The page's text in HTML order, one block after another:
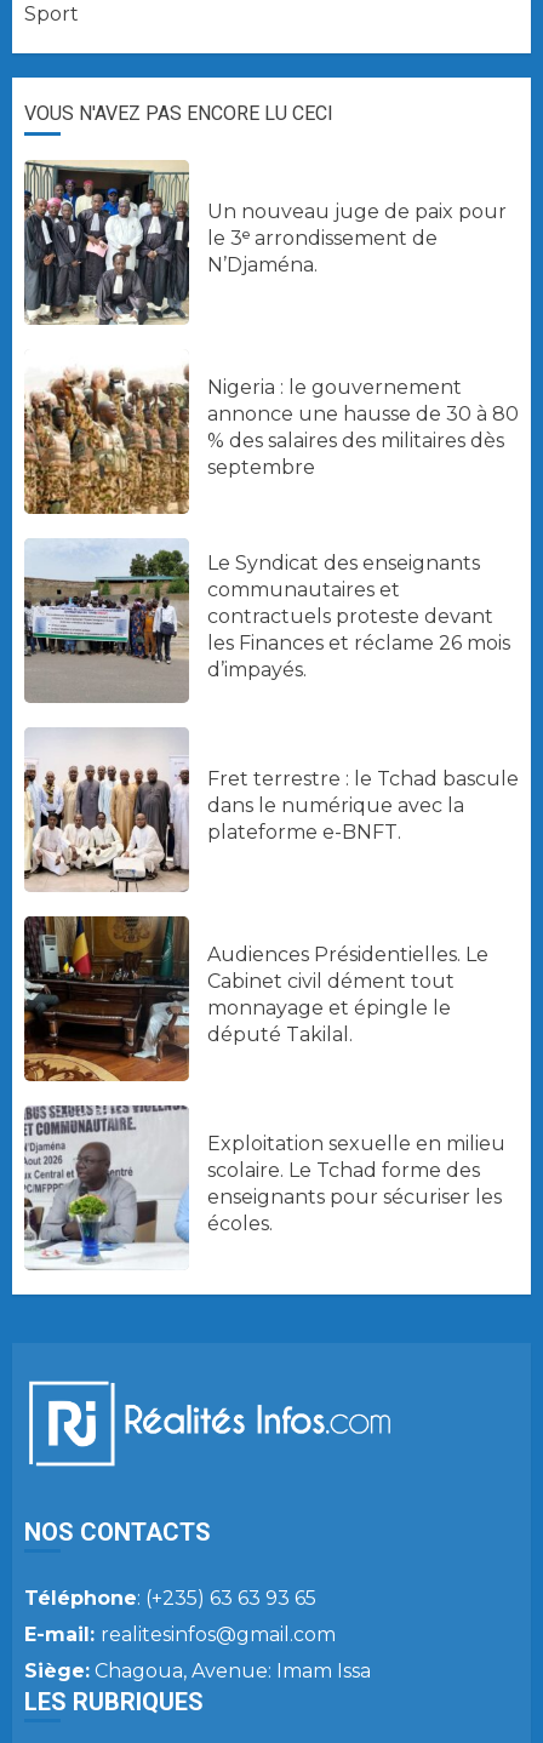
Sport
VOUS N'AVEZ PAS ENCORE LU CECI
Un nouveau juge de paix pour
le 3ᵉ arrondissement de
N’Djaména.
Nigeria : le gouvernement
annonce une hausse de 30 à 80
% des salaires des militaires dès
septembre
Le Syndicat des enseignants
communautaires et
contractuels proteste devant
les Finances et réclame 26 mois
d’impayés.
Fret terrestre : le Tchad bascule
dans le numérique avec la
plateforme e-BNFT.
Audiences Présidentielles. Le
Cabinet civil dément tout
monnayage et épingle le
député Takilal.
Exploitation sexuelle en milieu
scolaire. Le Tchad forme des
enseignants pour sécuriser les
écoles.
NOS CONTACTS
Téléphone: (+235) 63 63 93 65
E-mail: realitesinfos@gmail.com
Siège: Chagoua, Avenue: Imam Issa
LES RUBRIQUES